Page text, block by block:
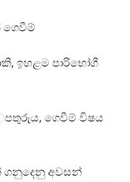
ගෙවීම්
ඉහළම පාරිභෝගී
ගෙවීම් විෂය
ගනුදෙනු අවසන්